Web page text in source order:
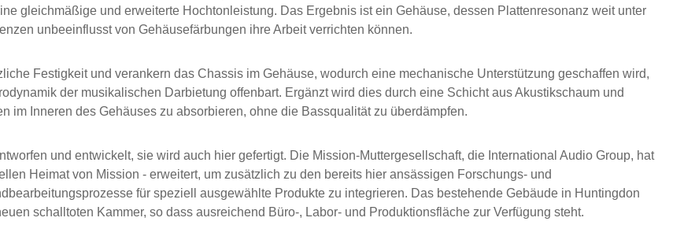
gleichmäßige und erweiterte Hochtonleistung. Das Ergebnis ist ein Gehäuse, dessen Plattenresonanz weit unter
unbeeinflusst von Gehäusefärbungen ihre Arbeit verrichten können.
Festigkeit und verankern das Chassis im Gehäuse, wodurch eine mechanische Unterstützung geschaffen wird,
der musikalischen Darbietung offenbart. Ergänzt wird dies durch eine Schicht aus Akustikschaum und
im Inneren des Gehäuses zu absorbieren, ohne die Bassqualität zu überdämpfen.
und entwickelt, sie wird auch hier gefertigt. Die Mission-Muttergesellschaft, die International Audio Group, hat
Heimat von Mission - erweitert, um zusätzlich zu den bereits hier ansässigen Forschungs- und
für speziell ausgewählte Produkte zu integrieren. Das bestehende Gebäude in Huntingdon
schalltoten Kammer, so dass ausreichend Büro-, Labor- und Produktionsfläche zur Verfügung steht.